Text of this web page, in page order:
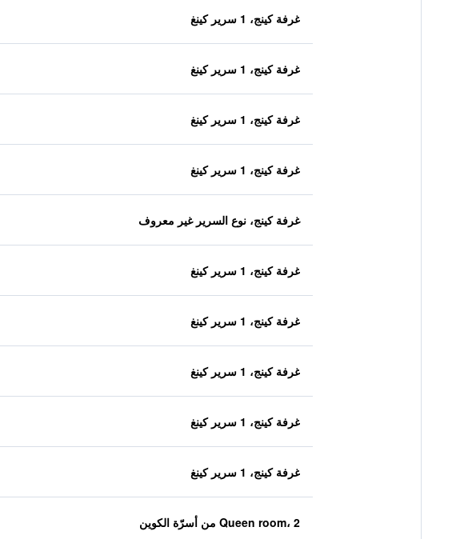
غرفة كينج، 1 سرير كينغ
غرفة كينج، 1 سرير كينغ
غرفة كينج، 1 سرير كينغ
غرفة كينج، 1 سرير كينغ
غرفة كينج، نوع السرير غير معروف
غرفة كينج، 1 سرير كينغ
غرفة كينج، 1 سرير كينغ
غرفة كينج، 1 سرير كينغ
غرفة كينج، 1 سرير كينغ
غرفة كينج، 1 سرير كينغ
Queen room، 2 من أسرّة الكوين